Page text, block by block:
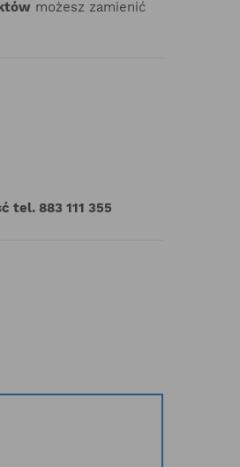
możesz zamienić
tel. 883 111 355